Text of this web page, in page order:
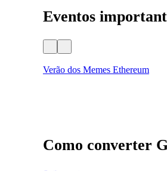
Eventos
Verão dos Memes Ethereum
Como converter